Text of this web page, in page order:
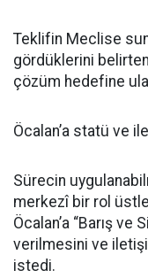
Teklifin Meclise
gördüklerini
çözüm hedefine
Öcalan’a statü ve
Sürecin
merkezî bir rol
Öcalan’a “Barış
verilmesini ve
istedi.